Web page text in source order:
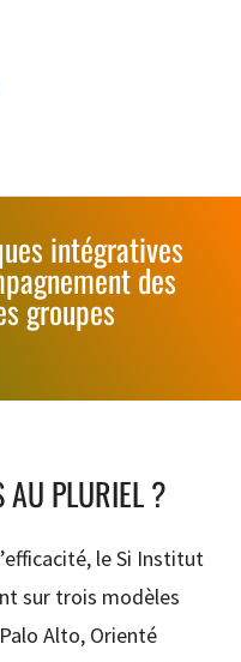
intégratives
des
groupes
AU PLURIEL ?
le Si Institut
sur trois modèles
Alto, Orienté